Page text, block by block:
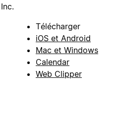
Télécharger
iOS et Android
Mac et Windows
Calendar
Web Clipper